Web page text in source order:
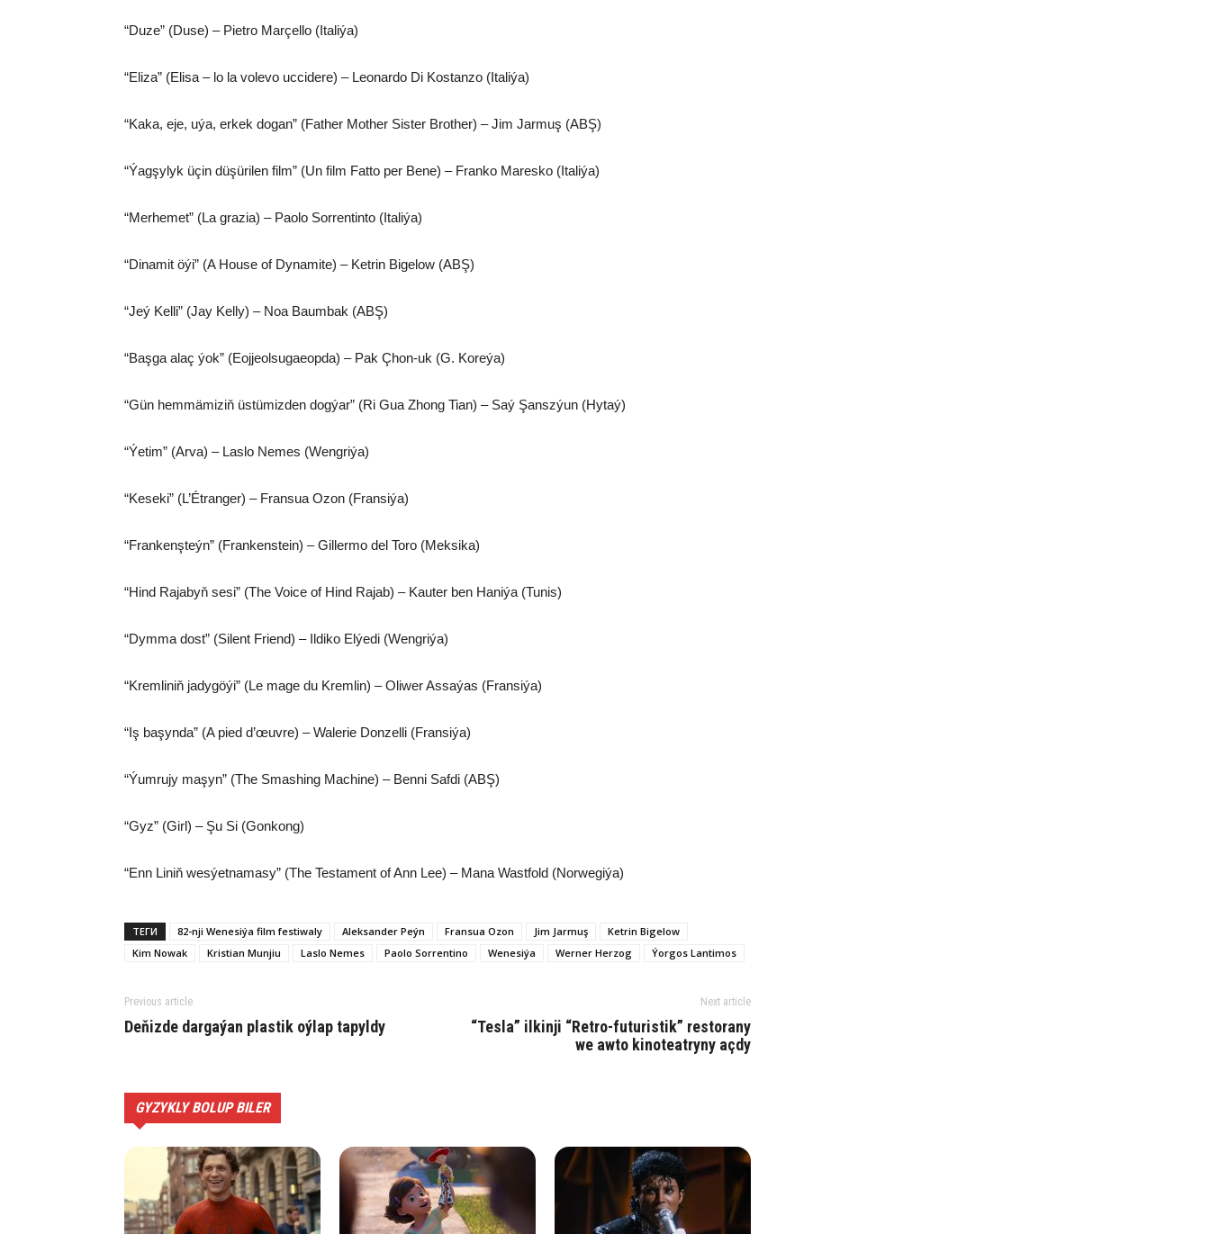
“Duze” (Duse) – Pietro Marçello (Italiýa)
“Eliza” (Elisa – lo la volevo uccidere) – Leonardo Di Kostanzo (Italiýa)
“Kaka, eje, uýa, erkek dogan” (Father Mother Sister Brother) – Jim Jarmuş (ABŞ)
“Ýagşylyk üçin düşürilen film” (Un film Fatto per Bene) – Franko Maresko (Italiýa)
“Merhemet” (La grazia) – Paolo Sorrentinto (Italiýa)
“Dinamit öýi” (A House of Dynamite) – Ketrin Bigelow (ABŞ)
“Jeý Kelli” (Jay Kelly) – Noa Baumbak (ABŞ)
“Başga alaç ýok” (Eojjeolsugaeopda) – Pak Çhon-uk (G. Koreýa)
“Gün hemmämiziň üstümizden dogýar” (Ri Gua Zhong Tian) – Saý Şanszýun (Hytaý)
“Ýetim” (Arva) – Laslo Nemes (Wengriýa)
“Keseki” (L’Étranger) – Fransua Ozon (Fransiýa)
“Frankenşteýn” (Frankenstein) – Gillermo del Toro (Meksika)
“Hind Rajabyň sesi” (The Voice of Hind Rajab) – Kauter ben Haniýa (Tunis)
“Dymma dost” (Silent Friend) – Ildiko Elýedi (Wengriýa)
“Kremliniň jadygöýi” (Le mage du Kremlin) – Oliwer Assaýas (Fransiýa)
“Iş başynda” (A pied d’œuvre) – Walerie Donzelli (Fransiýa)
“Ýumrujy maşyn” (The Smashing Machine) – Benni Safdi (ABŞ)
“Gyz” (Girl) – Şu Si (Gonkong)
“Enn Liniň wesýetnamasy” (The Testament of Ann Lee) – Mana Wastfold (Norwegiýa)
ТЕГИ 82-nji Wenesiýa film festiwaly Aleksander Peýn Fransua Ozon Jim Jarmuş
Ketrin Bigelow
Kim Nowak
Kristian Munjiu Laslo Nemes Paolo Sorrentino Wenesiýa Werner Herzog Ýorgos Lantimos
Previous article
Deňizde dargaýan plastik oýlap tapyldy
Next article
“Tesla” ilkinji “Retro-futuristik” restorany
we awto kinoteatryny açdy
GYZYKLY BOLUP BILER